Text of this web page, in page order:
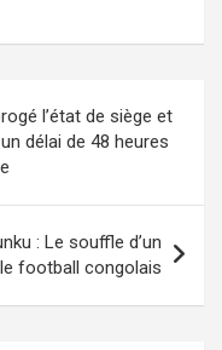
l’état de siège et
délai de 48 heures
: Le souffle d’un
football congolais